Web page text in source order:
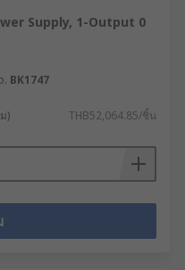
Supply, 1-Output 0
BK1747
) THB52,064.85/ชิ้น